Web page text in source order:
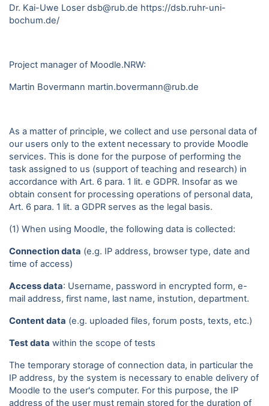
Dr. Kai-Uwe Loser dsb@rub.de https://dsb.ruhr-uni-
bochum.de/
Project manager of Moodle.NRW:
Martin Bovermann martin.bovermann@rub.de
As a matter of principle, we collect and use personal data of
our users only to the extent necessary to provide Moodle
services. This is done for the purpose of performing the
task assigned to us (support of teaching and research) in
accordance with Art. 6 para. 1 lit. e GDPR. Insofar as we
obtain consent for processing operations of personal data,
Art. 6 para. 1 lit. a GDPR serves as the legal basis.
(1) When using Moodle, the following data is collected:
Connection data (e.g. IP address, browser type, date and
time of access)
Access data: Username, password in encrypted form, e-
mail address, first name, last name, instution, department.
Content data (e.g. uploaded files, forum posts, texts, etc.)
Test data within the scope of tests
The temporary storage of connection data, in particular the
IP address, by the system is necessary to enable delivery of
Moodle to the user's computer. For this purpose, the IP
address of the user must remain stored for the duration of